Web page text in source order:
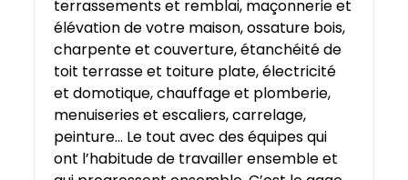
terrassements et remblai, maçonnerie et
élévation de votre maison, ossature bois,
charpente et couverture, étanchéité de
toit terrasse et toiture plate, électricité
et domotique, chauffage et plomberie,
menuiseries et escaliers, carrelage,
peinture… Le tout avec des équipes qui
ont l’habitude de travailler ensemble et